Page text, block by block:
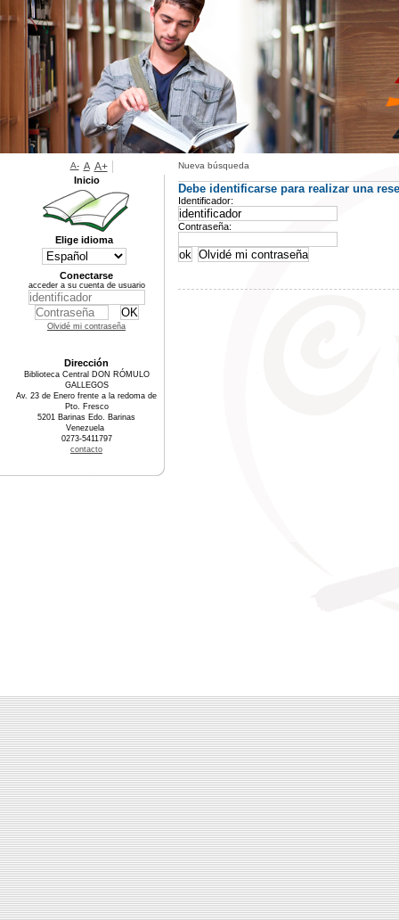
Nueva búsqueda
Debe identificarse para realizar una
Identificador:
Contraseña:
A- A A+
Inicio
Elige idioma
Conectarse
acceder a su cuenta de usuario
Olvidé mi contraseña
Dirección
Biblioteca Central DON RÓMULO
GALLEGOS
Av. 23 de Enero frente a la redoma de
Pto. Fresco
5201 Barinas Edo. Barinas
Venezuela
0273-5411797
contacto